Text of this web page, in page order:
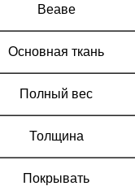
Веаве
Основная ткань
Полный вес
Толщина
Покрывать